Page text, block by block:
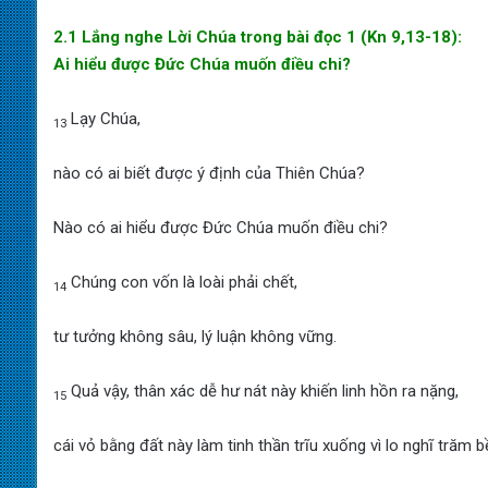
2.1 Lắng nghe Lời Chúa trong bài đọc 1 (Kn 9,13-18):
Ai hiểu được Đức Chúa muốn điều chi?
13Lạy Chúa,
nào có ai biết được ý định của Thiên Chúa?
Nào có ai hiểu được Đức Chúa muốn điều chi?
14 Chúng con vốn là loài phải chết,
tư tưởng không sâu, lý luận không vững.
15Quả vậy, thân xác dễ hư nát này khiến linh hồn ra nặng,
cái vỏ bằng đất này làm tinh thần trĩu xuống vì lo nghĩ trăm